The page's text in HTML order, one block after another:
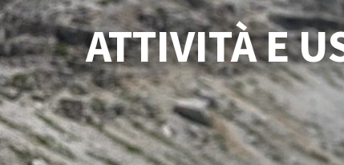
ATTIVITÀ E